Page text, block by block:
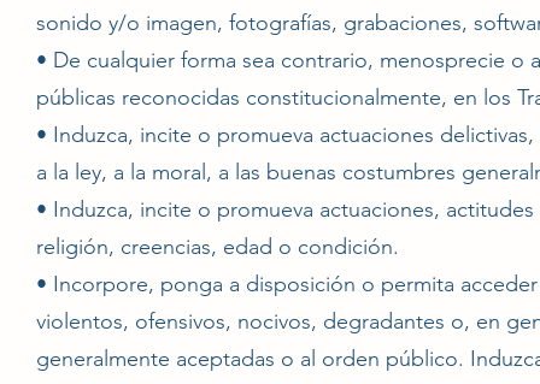
sonido y/o imagen, fotografías, grabaciones,
• De cualquier forma sea contrario, menosprecie
públicas reconocidas constitucionalmente, en los
• Induzca, incite o promueva actuaciones
a la ley, a la moral, a las buenas costumbres
• Induzca, incite o promueva actuaciones,
religión, creencias, edad o condición.
• Incorpore, ponga a disposición o permita
violentos, ofensivos, nocivos, degradantes o, en
generalmente aceptadas o al orden público.